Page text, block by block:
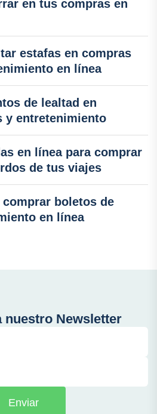
en tus compras en
estafas en compras
en línea
de lealtad en
y entretenimiento
en línea para comprar
de tus viajes
boletos de
en línea
nuestro Newsletter
Enviar